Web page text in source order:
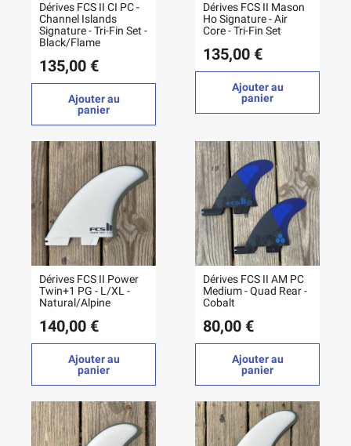
Dérives FCS II CI PC -
Channel Islands
Signature - Tri-Fin Set -
Black/Flame
135,00 €
Ajouter au
panier
Dérives FCS II Mason
Ho Signature - Air
Core - Tri-Fin Set
135,00 €
Ajouter au
panier
Dérives FCS II Power
Twin+1 PG - L/XL -
Natural/Alpine
140,00 €
Ajouter au
panier
Dérives FCS II AM PC
Medium - Quad Rear -
Cobalt
80,00 €
Ajouter au
panier